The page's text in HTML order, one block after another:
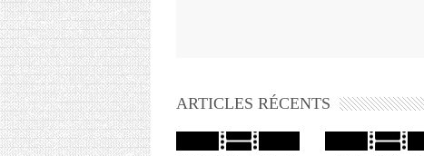
ARTICLES RÉCENTS